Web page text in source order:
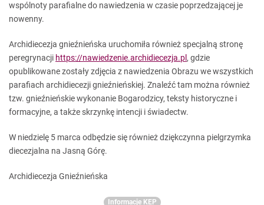
wspólnoty parafialne do nawiedzenia w czasie poprzedzającej je
nowenny.
Archidiecezja gnieźnieńska uruchomiła również specjalną stronę
peregrynacji https://nawiedzenie.archidiecezja.pl , gdzie
opublikowane zostały zdjęcia z nawiedzenia Obrazu we wszystkich
parafiach archidiecezji gnieźnieńskiej. Znaleźć tam można również
tzw. gnieźnieńskie wykonanie Bogarodzicy, teksty historyczne i
formacyjne, a także skrzynkę intencji i świadectw.
W niedzielę 5 marca odbędzie się również dziękczynna pielgrzymka
diecezjalna na Jasną Górę.
Archidiecezja Gnieźnieńska
Informacje KEP